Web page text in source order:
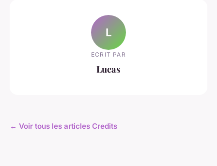
L
ECRIT PAR
Lucas
← Voir tous les articles Credits